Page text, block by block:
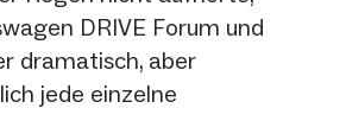
DRIVE Forum und
dramatisch, aber
jede einzelne